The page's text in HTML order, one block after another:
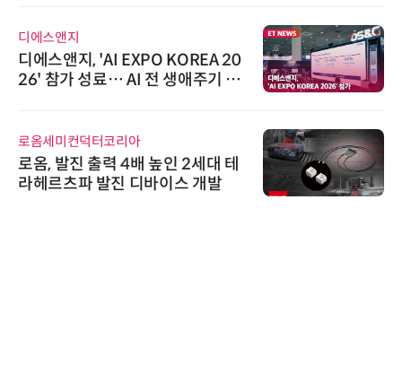
디에스앤지
디에스앤지, 'AI EXPO KOREA 20
26' 참가 성료… AI 전 생애주기 아
로옴세미컨덕터코리아
로옴, 발진 출력 4배 높인 2세대 테
라헤르츠파 발진 디바이스 개발